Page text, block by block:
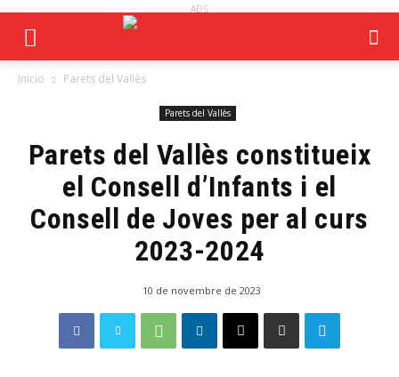
ADS
Inicio Parets del Vallès
Parets del Vallès
Parets del Vallès constitueix
el Consell d’Infants i el
Consell de Joves per al curs
2023-2024
10 de novembre de 2023